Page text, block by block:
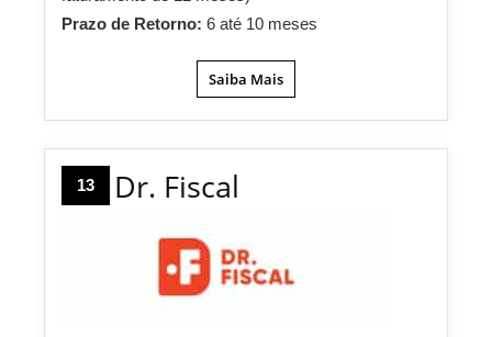
Prazo de Retorno: 6 até 10 meses
Saiba Mais
13 Dr. Fiscal